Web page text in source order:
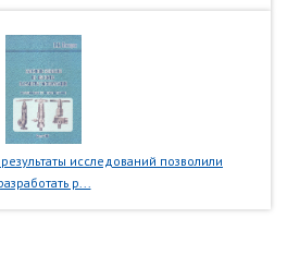
исследований позволили
р...